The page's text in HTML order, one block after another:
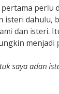
isteri
dan isteri.
menjadi
saya adan